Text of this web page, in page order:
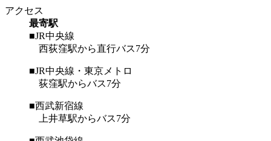
アクセス
最寄駅
■JR中央線
西荻窪駅から直行バス7分
■JR中央線・東京メトロ
荻窪駅からバス7分
■西武新宿線
上井草駅からバス7分